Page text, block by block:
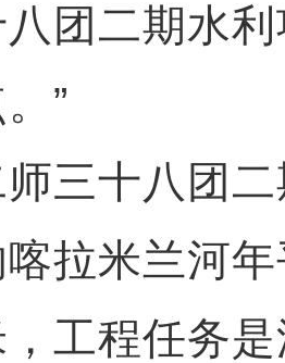
团二期水
”
十八团二
拉米兰河
工程任务